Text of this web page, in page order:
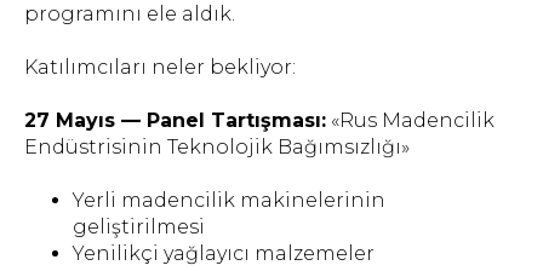
programını ele aldık.
Katılımcıları neler bekliyor:
27 Mayıs — Panel Tartışması: «Rus Madencilik
Endüstrisinin Teknolojik Bağımsızlığı»
Yerli madencilik makinelerinin
geliştirilmesi
Yenilikçi yağlayıcı malzemeler